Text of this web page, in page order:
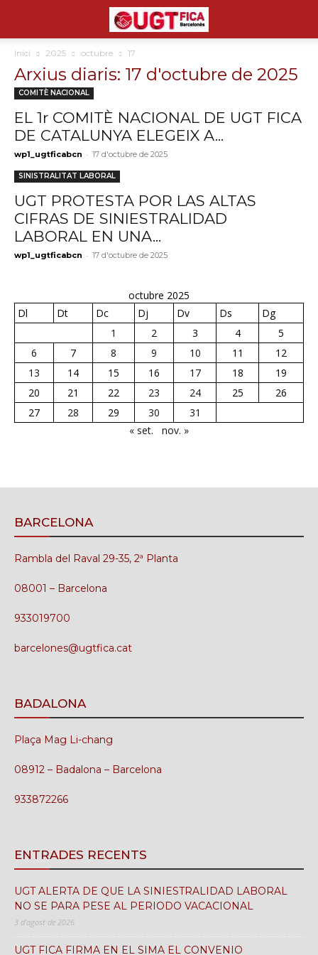
Inici 2025 octubre 17
Arxius diaris: 17 d'octubre de 2025
COMITÈ NACIONAL
EL 1r COMITÈ NACIONAL DE UGT FICA
DE CATALUNYA ELEGEIX A...
wp1_ugtficabcn - 17 d'octubre de 2025
SINISTRALITAT LABORAL
UGT PROTESTA POR LAS ALTAS
CIFRAS DE SINIESTRALIDAD
LABORAL EN UNA...
wp1_ugtficabcn - 17 d'octubre de 2025
octubre 2025
Dl
Dt Dc Dj Dv Ds
Dg
1
2 3 4
5
6
7 8 9 10 11
12
13
14 15 16 17 18
19
20
21 22 23 24 25
26
27
28 29 30
31
« set.
nov. »
BARCELONA
Rambla del Raval 29-35, 2ª Planta
08001 – Barcelona
933019700
barcelones@ugtfica.cat
BADALONA
Plaça Mag Li-chang
08912 – Badalona – Barcelona
933872266
ENTRADES RECENTS
UGT ALERTA DE QUE LA SINIESTRALIDAD LABORAL
NO SE PARA PESE AL PERIODO VACACIONAL
3 d'agost de 2026
UGT FICA FIRMA EN EL SIMA EL CONVENIO